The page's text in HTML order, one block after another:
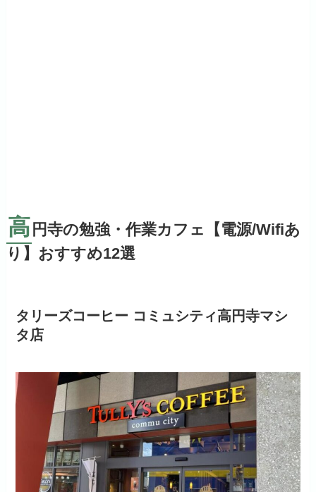
高 円寺の勉強・作業カフェ【電源/Wifiあ
り】おすすめ12選
タリーズコーヒー コミュシティ高円寺マシ
タ店